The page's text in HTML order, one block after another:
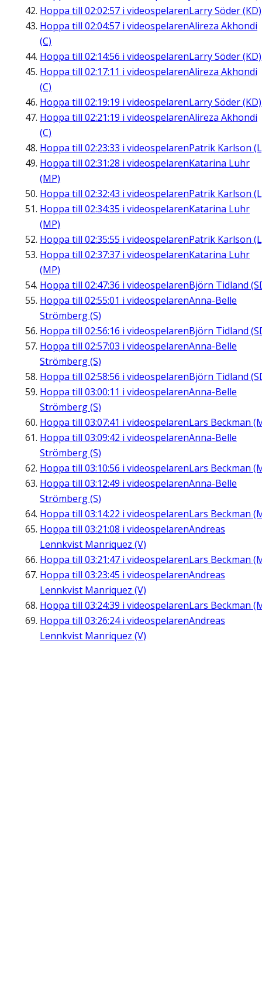
Hoppa till 02:02:57 i videospelarenLarry Söder (KD)
Hoppa till 02:04:57 i videospelarenAlireza Akhondi
(C)
Hoppa till 02:14:56 i videospelarenLarry Söder (KD)
Hoppa till 02:17:11 i videospelarenAlireza Akhondi
(C)
Hoppa till 02:19:19 i videospelarenLarry Söder (KD)
Hoppa till 02:21:19 i videospelarenAlireza Akhondi
(C)
Hoppa till 02:23:33 i videospelarenPatrik Karlson
Hoppa till 02:31:28 i videospelarenKatarina Luhr
(MP)
Hoppa till 02:32:43 i videospelarenPatrik Karlson
Hoppa till 02:34:35 i videospelarenKatarina Luhr
(MP)
Hoppa till 02:35:55 i videospelarenPatrik Karlson
Hoppa till 02:37:37 i videospelarenKatarina Luhr
(MP)
Hoppa till 02:47:36 i videospelarenBjörn Tidland
Hoppa till 02:55:01 i videospelarenAnna-Belle
Strömberg (S)
Hoppa till 02:56:16 i videospelarenBjörn Tidland
Hoppa till 02:57:03 i videospelarenAnna-Belle
Strömberg (S)
Hoppa till 02:58:56 i videospelarenBjörn Tidland
Hoppa till 03:00:11 i videospelarenAnna-Belle
Strömberg (S)
Hoppa till 03:07:41 i videospelarenLars Beckman
Hoppa till 03:09:42 i videospelarenAnna-Belle
Strömberg (S)
Hoppa till 03:10:56 i videospelarenLars Beckman
Hoppa till 03:12:49 i videospelarenAnna-Belle
Strömberg (S)
Hoppa till 03:14:22 i videospelarenLars Beckman
Hoppa till 03:21:08 i videospelarenAndreas
Lennkvist Manriquez (V)
Hoppa till 03:21:47 i videospelarenLars Beckman
Hoppa till 03:23:45 i videospelarenAndreas
Lennkvist Manriquez (V)
Hoppa till 03:24:39 i videospelarenLars Beckman
Hoppa till 03:26:24i videospelarenAndreas
Lennkvist Manriquez (V)